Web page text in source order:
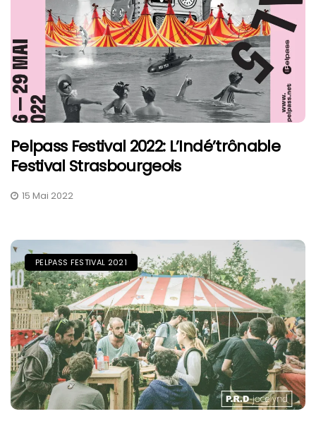
Pelpass Festival 2022: L’Indé’trônable
Festival Strasbourgeois
15 Mai 2022
PELPASS FESTIVAL 2021